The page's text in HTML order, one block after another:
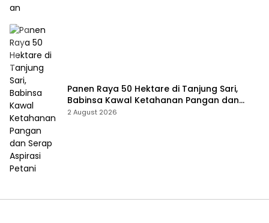
Panen Raya 50 Hektare di Tanjung Sari,
Babinsa Kawal Ketahanan Pangan dan
Serap Aspirasi Petani
2 August 2026